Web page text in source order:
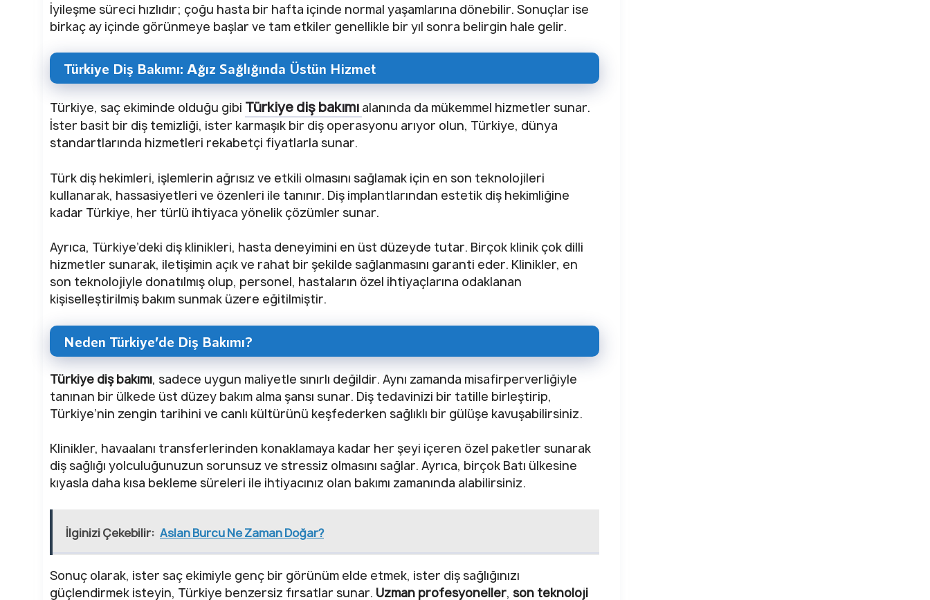
İyileşme süreci hızlıdır; çoğu hasta bir hafta içinde normal yaşamlarına dönebilir. Sonuçlar ise
birkaç ay içinde görünmeye başlar ve tam etkiler genellikle bir yıl sonra belirgin hale gelir.
Türkiye Diş Bakımı: Ağız Sağlığında Üstün Hizmet
Türkiye, saç ekiminde olduğu gibi Türkiye diş bakımı alanında da mükemmel hizmetler sunar.
İster basit bir diş temizliği, ister karmaşık bir diş operasyonu arıyor olun, Türkiye, dünya
standartlarında hizmetleri rekabetçi fiyatlarla sunar.
Türk diş hekimleri, işlemlerin ağrısız ve etkili olmasını sağlamak için en son teknolojileri
kullanarak, hassasiyetleri ve özenleri ile tanınır. Diş implantlarından estetik diş hekimliğine
kadar Türkiye, her türlü ihtiyaca yönelik çözümler sunar.
Ayrıca, Türkiye’deki diş klinikleri, hasta deneyimini en üst düzeyde tutar. Birçok klinik çok dilli
hizmetler sunarak, iletişimin açık ve rahat bir şekilde sağlanmasını garanti eder. Klinikler, en
son teknolojiyle donatılmış olup, personel, hastaların özel ihtiyaçlarına odaklanan
kişiselleştirilmiş bakım sunmak üzere eğitilmiştir.
Neden Türkiye’de Diş Bakımı?
Türkiye diş bakımı, sadece uygun maliyetle sınırlı değildir. Aynı zamanda misafirperverliğiyle
tanınan bir ülkede üst düzey bakım alma şansı sunar. Diş tedavinizi bir tatille birleştirip,
Türkiye’nin zengin tarihini ve canlı kültürünü keşfederken sağlıklı bir gülüşe kavuşabilirsiniz.
Klinikler, havaalanı transferlerinden konaklamaya kadar her şeyi içeren özel paketler sunarak
diş sağlığı yolculuğunuzun sorunsuz ve stressiz olmasını sağlar. Ayrıca, birçok Batı ülkesine
kıyasla daha kısa bekleme süreleri ile ihtiyacınız olan bakımı zamanında alabilirsiniz.
İlginizi Çekebilir: Aslan Burcu Ne Zaman Doğar?
Sonuç olarak, ister saç ekimiyle genç bir görünüm elde etmek, ister diş sağlığınızı
güçlendirmek isteyin, Türkiye benzersiz fırsatlar sunar. Uzman profesyoneller, son teknoloji